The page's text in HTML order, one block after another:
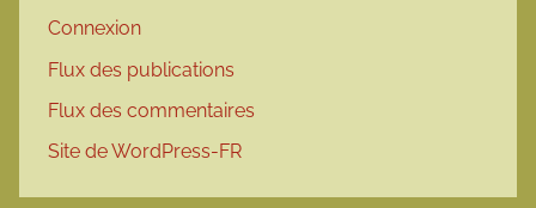
Connexion
Flux des publications
Flux des commentaires
Site de WordPress-FR